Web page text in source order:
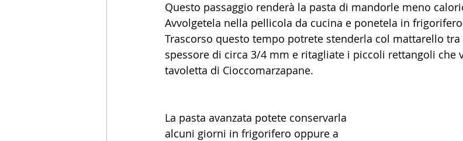
Questo passaggio renderà la pasta di mandorle meno
Avvolgetela nella pellicola da cucina e ponetela in
Trascorso questo tempo potrete stenderla col mattarello
spessore di circa 3/4 mm e ritagliate i piccoli rettangoli che
tavoletta di Cioccomarzapane.
La pasta avanzata potete conservarla
alcuni giorni in frigorifero oppure a